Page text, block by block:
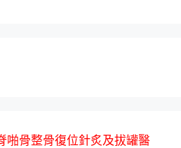
啪骨整骨復位針炙及拔罐醫